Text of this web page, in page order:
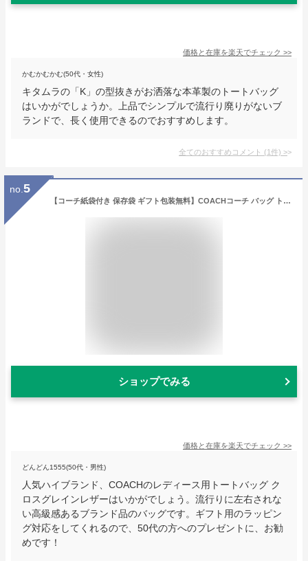
価格と在庫を楽天でチェック >>
かむかむかむ(50代・女性)
キタムラの「K」の型抜きがお洒落な本革製のトートバッグ
はいかがでしょうか。上品でシンプルで流行り廃りがないブ
ランドで、長く使用できるのでおすすめします。
全てのおすすめコメント (1件) >
no. 5
【コーチ紙袋付き 保存袋 ギフト包装無料】COACHコーチ バッグ トートバッグ ショルダーバッグ クロスグレインレザー CV402 CH285 IMBLK COACH【新作 新品 限定モデル】【COACH コーチ】【バッグ】【楽ギフ_包装】【コンビニ受取対応商品】【あす楽】
ショップでみる
価格と在庫を楽天でチェック >>
どんどん1555(50代・男性)
人気ハイブランド、COACHのレディース用トートバッグ ク
ロスグレインレザーはいかがでしょう。流行りに左右されな
い高級感あるブランド品のバッグです。ギフト用のラッピン
グ対応をしてくれるので、50代の方へのプレゼントに、お勧
めです！